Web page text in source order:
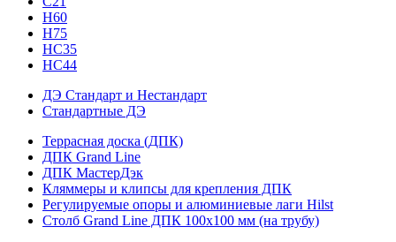
H60
H75
HС35
НС44
ДЭ Стандарт и Нестандарт
Стандартные ДЭ
Террасная доска (ДПК)
ДПК Grand Line
ДПК МастерДэк
Кляммеры и клипсы для крепления ДПК
Регулируемые опоры и алюминиевые лаги Hilst
Столб Grand Line ДПК 100х100 мм (на трубу)